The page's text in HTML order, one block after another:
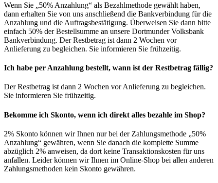
Wenn Sie „50% Anzahlung“ als Bezahlmethode gewählt haben,
dann erhalten Sie von uns anschließend die Bankverbindung für die
Anzahlung und die Auftragsbestätigung. Überweisen Sie dann bitte
einfach 50% der Bestellsumme an unsere Dortmunder Volksbank
Bankverbindung. Der Restbetrag ist dann 2 Wochen vor
Anlieferung zu begleichen. Sie informieren Sie frühzeitig.
Ich habe per Anzahlung bestellt, wann ist der Restbetrag fällig?
Der Restbetrag ist dann 2 Wochen vor Anlieferung zu begleichen.
Sie informieren Sie frühzeitig.
Bekomme ich Skonto, wenn ich direkt alles bezahle im Shop?
2% Skonto können wir Ihnen nur bei der Zahlungsmethode „50%
Anzahlung“ gewähren, wenn Sie danach die komplette Summe
abzüglich 2% anweisen, da dort keine Transaktionskosten für uns
anfallen. Leider können wir Ihnen im Online-Shop bei allen anderen
Zahlungsmethoden kein Skonto gewähren.